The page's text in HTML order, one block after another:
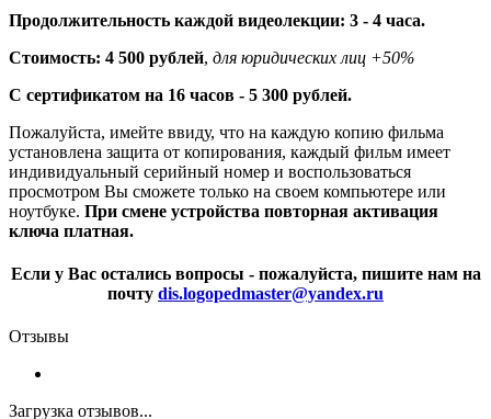
Продолжительность каждой видеолекции: 3 - 4 часа.
Стоимость: 4 500 рублей, для юридических лиц +50%
С сертификатом на 16 часов - 5 300 рублей.
Пожалуйста, имейте ввиду, что на каждую копию фильма
установлена защита от копирования, каждый фильм имеет
индивидуальный серийный номер и воспользоваться
просмотром Вы сможете только на своем компьютере или
ноутбуке. При смене устройства повторная активация
ключа платная.
Если у Вас остались вопросы - пожалуйста, пишите нам на
почту dis.logopedmaster@yandex.ru
Отзывы
Загрузка отзывов...